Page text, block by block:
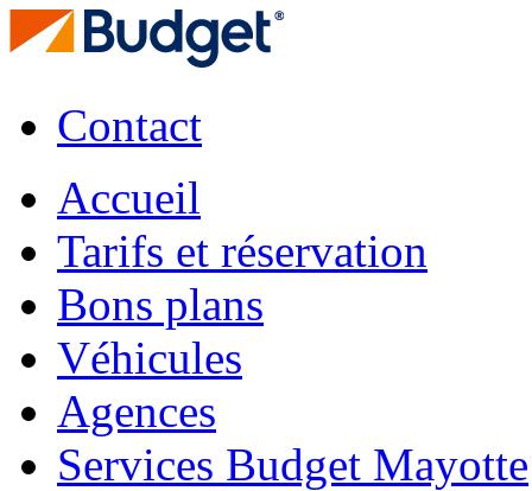
Contact
Accueil
Tarifs et réservation
Bons plans
Véhicules
Agences
Services Budget Mayotte